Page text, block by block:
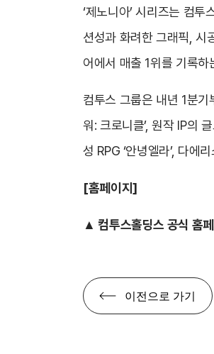
‘제노니아’ 시리즈는 컴
션성과 화려한 그래픽, 시
어에서 매출 1위를 기록
컴투스 그룹은 내년 1분기
워: 크로니클’, 원작 IP의
성 RPG ‘안녕엘라’, 다에
[홈페이지]
▲ 컴투스홀딩스 공식 홈
이전으로 가기